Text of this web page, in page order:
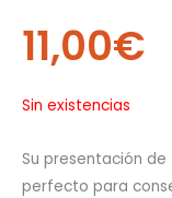
11,00€
Sin existencias
Su presentación de
perfecto para